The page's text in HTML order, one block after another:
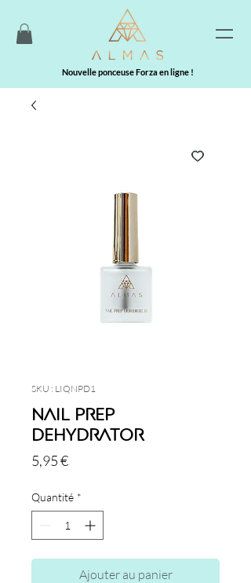
Nouvelle ponceuse Forza en ligne !
SKU : LIQNPD1
Nail Prep
Dehydrator
5,95 €Prix
Quantité *
Ajouter au panier